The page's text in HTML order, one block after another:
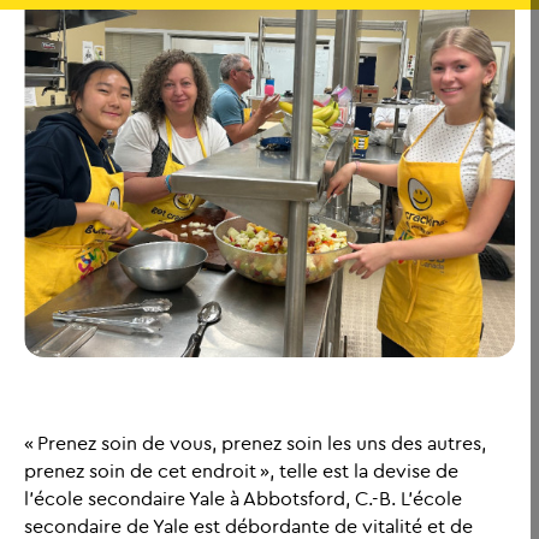
« Prenez soin de vous, prenez soin les uns des autres,
prenez soin de cet endroit », telle est la devise de
l’école secondaire Yale à Abbotsford, C.-B. L’école
secondaire de Yale est débordante de vitalité et de